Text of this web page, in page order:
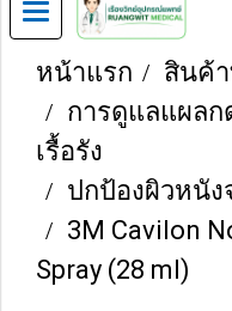
หน้าแรก
สินค้
การดูแลแผลก
เรื้อรัง
ปกป้องผิวหนัง
3M Cavilon
Spray (28 ml)